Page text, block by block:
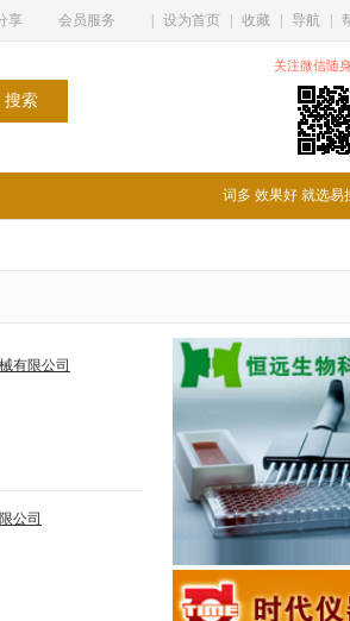
享 会员服务 设为首页 收藏 导航
关注微信随
词多 效果好 就选易
有限公司
公司